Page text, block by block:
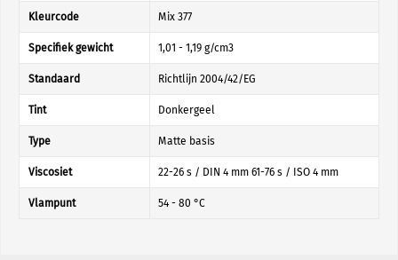
Kleurcode Mix 377
Specifiek gewicht 1,01 - 1,19 g/cm3
Standaard Richtlijn 2004/42/EG
Tint Donkergeel
Type Matte basis
Viscosiet 22-26 s / DIN 4 mm 61-76 s / ISO 4 mm
Vlampunt 54 - 80 °C